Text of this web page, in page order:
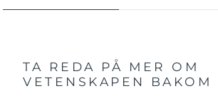
TA REDA PÅ MER OM
VETENSKAPEN BAKOM